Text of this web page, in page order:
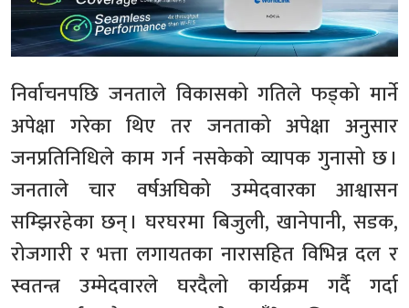
निर्वाचनपछि जनताले विकासको गतिले फड्को मार्ने
अपेक्षा गरेका थिए तर जनताको अपेक्षा अनुसार
जनप्रतिनिधिले काम गर्न नसकेको व्यापक गुनासो छ ।
जनताले चार वर्षअघिको उम्मेदवारका आश्वासन
सम्झिरहेका छन् । घरघरमा बिजुली, खानेपानी, सडक,
रोजगारी र भत्ता लगायतका नारासहित विभिन्न दल र
स्वतन्त्र उम्मेदवारले घरदैलो कार्यक्रम गर्दै गर्दा